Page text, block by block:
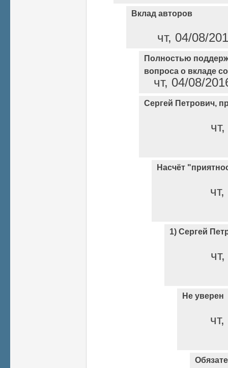
Вклад авторов
чт, 04/08/
Полностью
вопроса о вкладе
чт, 04/08/
Сергей Петрович,
Насчёт
1) Сергей
Не уверен